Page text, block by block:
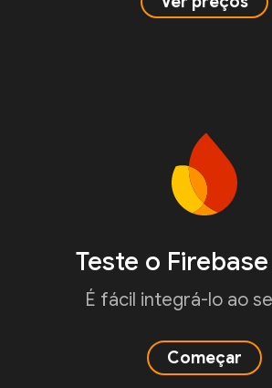
Teste o
É fácil integrá-lo ao
Começar